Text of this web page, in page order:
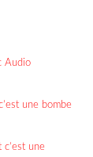
Audio
une bombe
une